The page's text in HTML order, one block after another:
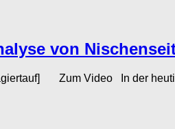
von
Zum Video In der